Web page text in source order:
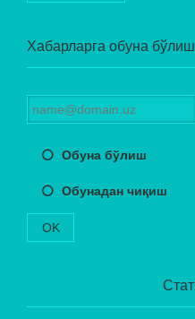
Хабарларга обуна бўлиш
Обуна бўлиш
Обунадан чиқиш
OK